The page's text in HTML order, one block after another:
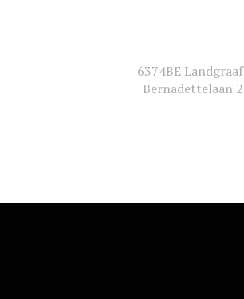
6374BE Landgraaf
Bernadettelaan 2